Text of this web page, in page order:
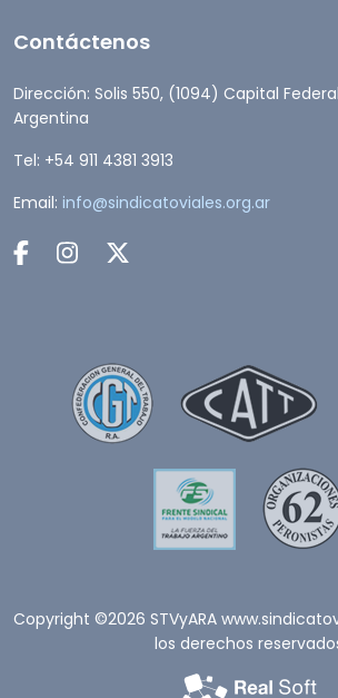
Contáctenos
Dirección: Solis 550, (1094) Capital
Argentina
Tel: +54 911 4381 3913
Email: info@sindicatoviales.org.ar
Copyright ©2026 STVyARA
los derechos